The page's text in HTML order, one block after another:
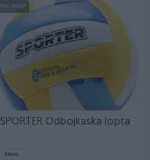
PIK SHOP
SPORTER Odbojkaska lopta
Novo